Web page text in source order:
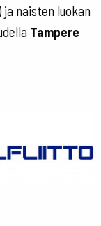
ja naisten luokan
Tampere